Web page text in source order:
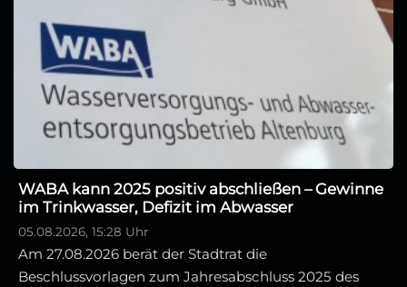
WABA kann 2025 positiv abschließen – Gewinne
im Trinkwasser, Defizit im Abwasser
05.08.2026, 15:28 Uhr
Am 27.08.2026 berät der Stadtrat die
Beschlussvorlagen zum Jahresabschluss 2025 des